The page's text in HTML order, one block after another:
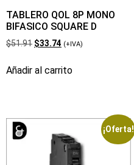
TABLERO QOL 8P MONO
BIFASICO SQUARE D
$51.91 $33.74 (+IVA)
Añadir al carrito
¡Oferta!